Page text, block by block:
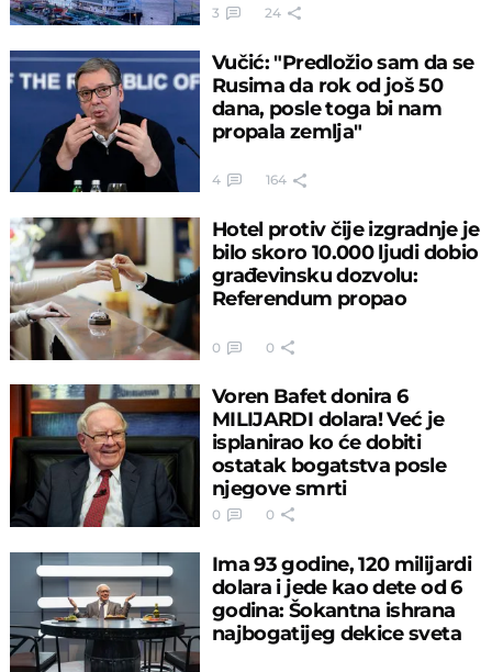
3 24
Vučić: "Predložio sam da se
Rusima da rok od još 50
dana, posle toga bi nam
propala zemlja"
4 164
Hotel protiv čije izgradnje je
bilo skoro 10.000 ljudi dobio
građevinsku dozvolu:
Referendum propao
0 0
Voren Bafet donira 6
MILIJARDI dolara! Već je
isplanirao ko će dobiti
ostatak bogatstva posle
njegove smrti
0 0
Ima 93 godine, 120 milijardi
dolara i jede kao dete od 6
godina: Šokantna ishrana
najbogatijeg dekice sveta